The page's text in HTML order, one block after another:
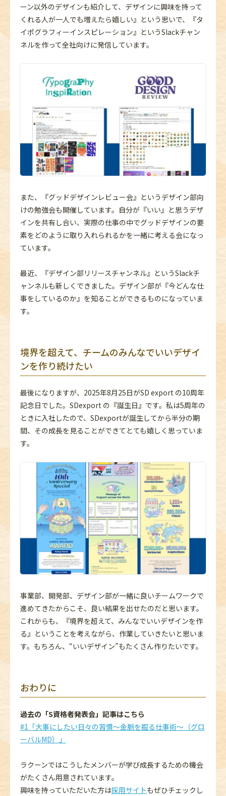
ーン以外のデザインも紹介して、デザインに興味を持って
くれる人が一人でも増えたら嬉しい』という思いで、『タ
イポグラフィーインスピレーション』というSlackチャン
ネルを作って全社向けに発信しています。
また、『グッドデザインレビュー会』というデザイン部向
けの勉強会も開催しています。自分が『いい』と思うデザ
インを共有し合い、実際の仕事の中でグッドデザインの要
素をどのように取り入れられるかを一緒に考える会になっ
ています。
最近、『デザイン部リリースチャンネル』というSlackチ
ャンネルも新しくできました。デザイン部が『今どんな仕
事をしているのか』を知ることができるものになっていま
す。
境界を超えて、チームのみんなでいいデザイ
ンを作り続けたい
最後になりますが、2025年8月25日がSD export の10周年
記念日でした。SDexport の『誕生日』です。私は5周年の
ときに入社したので、SDexportが誕生してから半分の期
間、その成長を見ることができてとても嬉しく思っていま
す。
事業部、開発部、デザイン部が一緒に良いチームワークで
進めてきたからこそ、良い結果を出せたのだと思います。
これからも、『境界を超えて、みんなでいいデザインを作
る』ということを考えながら、作業していきたいと思いま
す。もちろん、“いいデザイン”もたくさん作りたいです。
おわりに
過去の「S資格者発表会」記事はこちら
#1「大事にしたい日々の習慣～金脈を掘る仕事術～（グロ
ーバルMD）」
ラクーンではこうしたメンバーが学び成長するための機会
がたくさん用意されています。
興味を持っていただいた方は採用サイトもぜひチェックし